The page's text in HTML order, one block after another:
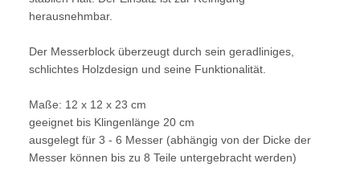
herausnehmbar.
Der Messerblock überzeugt durch sein geradliniges,
schlichtes Holzdesign und seine Funktionalität.
Maße: 12 x 12 x 23 cm
geeignet bis Klingenlänge 20 cm
ausgelegt für 3 - 6 Messer (abhängig von der Dicke der
Messer können bis zu 8 Teile untergebracht werden)